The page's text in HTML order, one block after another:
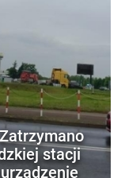
stacji